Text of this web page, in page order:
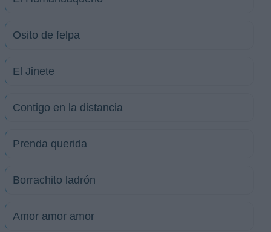
Osito de felpa
El Jinete
Contigo en la distancia
Prenda querida
Borrachito ladrón
Amor amor amor